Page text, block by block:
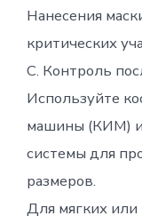
Нанесения
критических
C. Контроль
Используйте
машины (КИМ)
системы для
размеров.
Для мягких